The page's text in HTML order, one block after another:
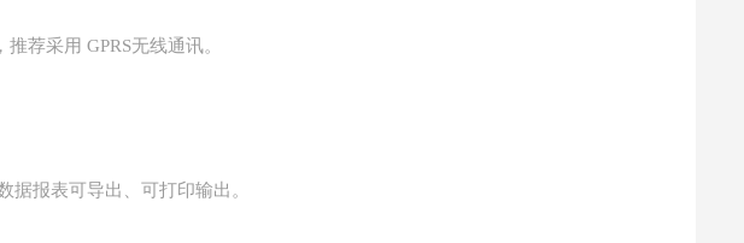
荐采用 GPRS无线通讯。
据报表可导出、可打印输出。